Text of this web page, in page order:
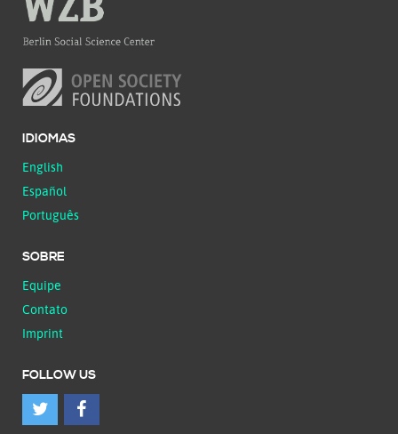
IDIOMAS
English
Español
Português
SOBRE
Equipe
Contato
Imprint
FOLLOW US